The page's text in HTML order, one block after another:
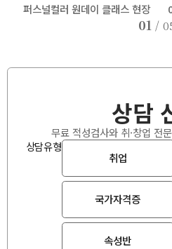
퍼스널컬러 원데이 클래스 현장
01 /
상담
무료 적성검사와 취·창업 전
상담유형
취업
국가자격증
속성반